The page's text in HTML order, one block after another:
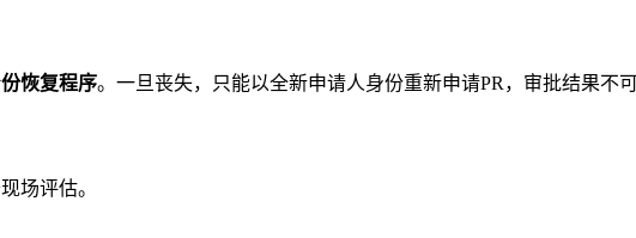
恢复程序。一旦丧失，只能以全新申请人身份重新申请PR，审批结果不可
场评估。